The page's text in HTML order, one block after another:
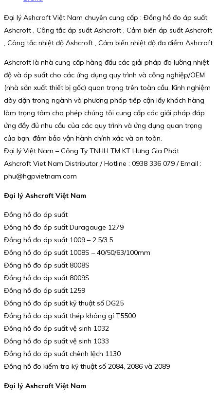
Đại lý Ashcroft Việt Nam chuyên cung cấp : Đồng hồ đo áp suất
Ashcroft , Công tắc áp suất Ashcroft , Cảm biến áp suất Ashcroft
, Công tắc nhiệt độ Ashcroft , Cảm biến nhiệt độ đa điểm Ashcroft
Ashcroft là nhà cung cấp hàng đầu các giải pháp đo lường nhiệt
độ và áp suất cho các ứng dụng quy trình và công nghiệp/OEM
(nhà sản xuất thiết bị gốc) quan trọng trên toàn cầu. Kinh nghiệm
dày dặn trong ngành và phương pháp tiếp cận lấy khách hàng
làm trọng tâm cho phép chúng tôi cung cấp các giải pháp đáp
ứng đầy đủ nhu cầu của các quy trình và ứng dụng quan trọng
của bạn, đảm bảo vận hành chính xác và an toàn.
Đại lý Việt Nam – Công Ty TNHH TM KT Hưng Gia Phát
Ashcroft Viet Nam Distributor / Hotline : 0938 336 079 / Email :
phu@hgpvietnam.com
Đại lý Ashcroft Việt Nam
Đồng hồ đo áp suất
Đồng hồ đo áp suất Duragauge 1279
Đồng hồ đo áp suất 1009 – 2.5/3.5
Đồng hồ đo áp suất 1008S – 40/50/63/100mm
Đồng hồ đo áp suất 8008S
Đồng hồ đo áp suất 8009S
Đồng hồ đo áp suất 1259
Đồng hồ đo áp suất kỹ thuật số DG25
Đồng hồ đo áp suất thép không gỉ T5500
Đồng hồ đo áp suất vệ sinh 1032
Đồng hồ đo áp suất vệ sinh 1033
Đồng hồ đo áp suất chênh lệch 1130
Đồng hồ đo kiểm tra kỹ thuật số 2084, 2086 và 2089
Đại lý Ashcroft Việt Nam